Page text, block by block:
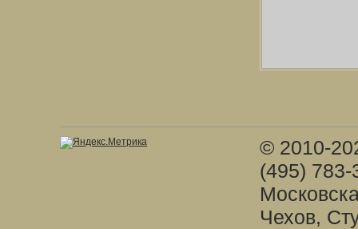
© 2010-
(495)
Чехов,